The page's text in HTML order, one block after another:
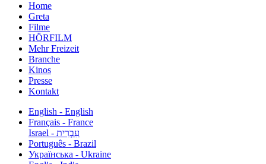
Home
Greta
Filme
HÖRFILM
Mehr Freizeit
Branche
Kinos
Presse
Kontakt
English - English
Français - France
עִבְרִית - Israel
Português - Brazil
Українська - Ukraine